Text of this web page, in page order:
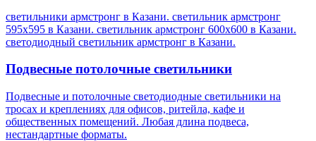
светильники армстронг в Казани. светильник армстронг
595х595 в Казани. светильник армстронг 600х600 в Казани.
светодиодный светильник армстронг в Казани.
Подвесные потолочные светильники
Подвесные и потолочные светодиодные светильники на
тросах и креплениях для офисов, ритейла, кафе и
общественных помещений. Любая длина подвеса,
нестандартные форматы.